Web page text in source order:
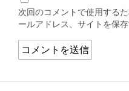
次回のコメントで使用する
ールアドレス、サイトを保存